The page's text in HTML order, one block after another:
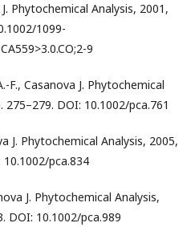
Phytochemical Analysis, 2001,
1099-
9
F., Casanova J. Phytochemical
DOI: 10.1002/pca.761
J. Phytochemical Analysis, 2005,
pca.834
J. Phytochemical Analysis,
DOI: 10.1002/pca.989